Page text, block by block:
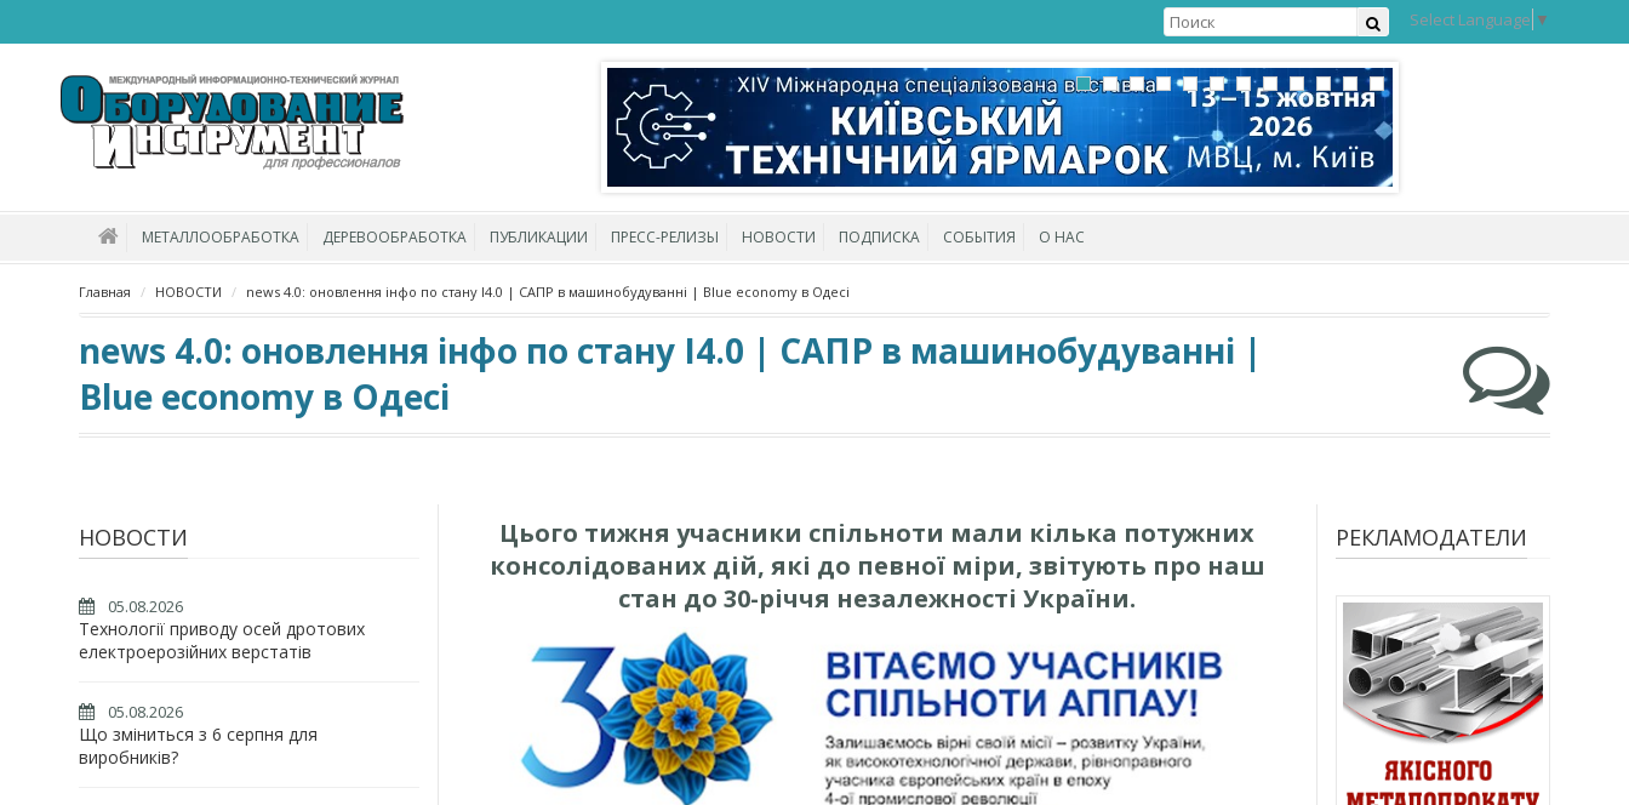
Select Language ▼
МЕТАЛЛООБРАБОТКА ДЕРЕВООБРАБОТКА ПУБЛИКАЦИИ ПРЕСС-РЕЛИЗЫ НОВОСТИ ПОДПИСКА СОБЫТИЯ О НАС
Главная НОВОСТИ news 4.0: оновлення інфо по стану І4.0 | САПР в машинобудуванні | Blue economy в Одесі
news 4.0: оновлення інфо по стану І4.0 | САПР в машинобудуванні |
Blue economy в Одесі
НОВОСТИ
05.08.2026
Технології приводу осей дротових
електроерозійних верстатів
05.08.2026
Що зміниться з 6 серпня для
виробників?
Цього тижня учасники спільноти мали кілька потужних
консолідованих дій, які до певної міри, звітують про наш
стан до 30-річчя незалежності України.
РЕКЛАМОДАТЕЛИ